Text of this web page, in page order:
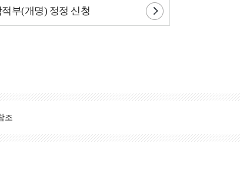
적부(개명) 정정 신청
조